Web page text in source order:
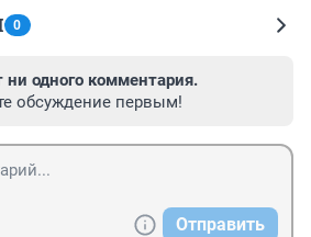
0
ни одного комментария.
обсуждение первым!
Отправить